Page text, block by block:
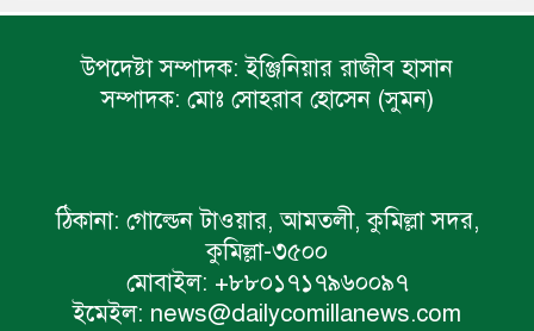
উপদেষ্টা সম্পাদক: ইঞ্জিনিয়ার রাজীব হাসান
সম্পাদক: মোঃ সোহরাব হোসেন (সুমন)
ঠিকানা: গোল্ডেন টাওয়ার, আমতলী, কুমিল্লা সদর,
কুমিল্লা-৩৫০০
মোবাইল: +৮৮০১৭১৭৯৬০০৯৭
ইমেইল: news@dailycomillanews.com